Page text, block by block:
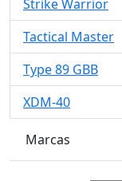
Strike Warrior
Tactical Master
Type 89 GBB
XDM-40
Marcas